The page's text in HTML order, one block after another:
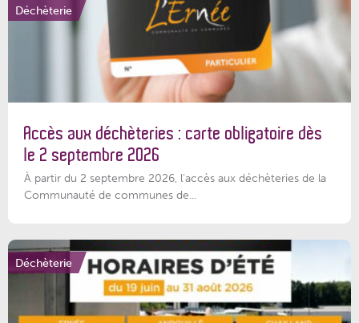
Déchèterie
Accès aux déchèteries : carte obligatoire dès
le 2 septembre 2026
À partir du 2 septembre 2026, l’accès aux déchèteries de la
Communauté de communes de...
Déchèterie